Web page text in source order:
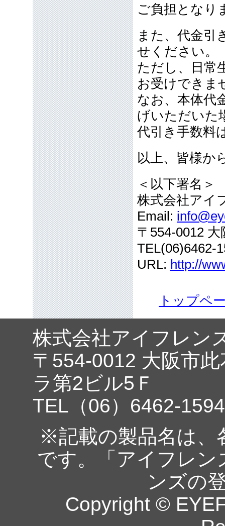
ご負担となり
また、代金引
せください。
ただし、日常
お受けできま
なお、本体代
げいただいた
代引き手数料
以上、皆様か
＜以下署名＞
株式会社アイ
Email:
〒554-0012
TEL(06)6462-
URL: http://
トップペ
株式会社アイフレン
〒554-0012 大阪市
ラ第2ビル5Ｆ
TEL（06）6462-
※記載の製品名は、
です。「アイフレ
ンズの
Copyright ©